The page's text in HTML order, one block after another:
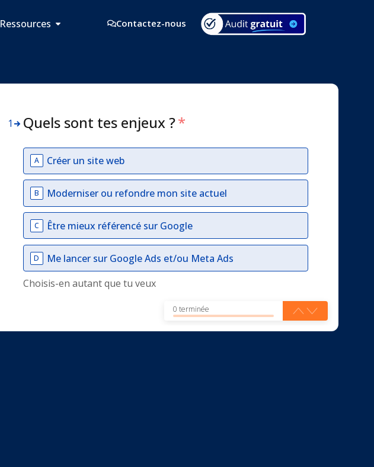
Ressources Contactez-nous
1 Quels sont tes enjeux ?*
A Créer un site web
B Moderniser ou refondre mon site actuel
C Être mieux référencé sur Google
D
Me lancer sur Google Ads et/ou Meta Ads
Choisis-en autant que tu veux
0 terminée